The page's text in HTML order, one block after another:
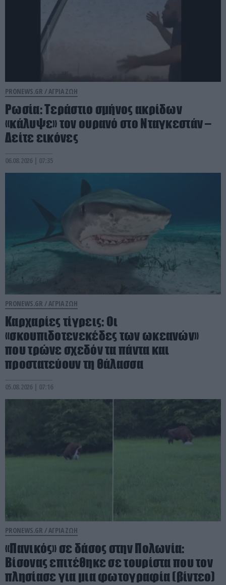
PRONEWS.GR / ΑΓΡΙΑ ΖΩΗ
Ρωσία: Τεράστιο σμήνος ακρίδων
«κάλυψε» τον ουρανό στο Νταγκεστάν –
Δείτε εικόνες
06.08.2026 | 07:35
PRONEWS.GR /ΑΓΡΙΑ ΖΩΗ
Καρχαρίες τίγρεις: Οι
«σκουπιδοτενεκέδες των ωκεανών»
που τρώνε σχεδόν τα πάντα και
προστατεύουν τη θάλασσα
05.08.2026 | 07:16
PRONEWS.GR /ΑΓΡΙΑ ΖΩΗ
«Πανικός» σε δάσος στην Πολωνία:
Βίσονας επιτέθηκε σε τουρίστα που τον
πλησίασε για μια φωτογραφία (βίντεο)